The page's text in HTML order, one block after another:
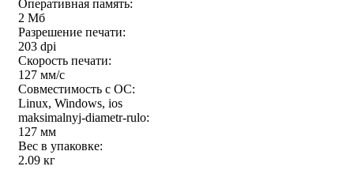
Оперативная память:
2 Мб
Разрешение печати:
203 dpi
Скорость печати:
127 мм/с
Совместимость с ОС:
Linux, Windows, ios
maksimalnyj-diametr-rulo:
127 мм
Вес в упаковке:
2.09 кг